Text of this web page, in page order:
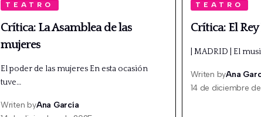
TEATRO
Crítica: La Asamblea de las
mujeres
El poder de las mujeres En esta ocasión
tuve…
Writen byAna García
TEATRO
Crítica: El Rey
| MADRID | El
Writen byAna
14 de diciembre